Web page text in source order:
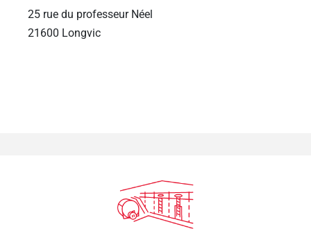
25 rue du professeur Néel
21600 Longvic